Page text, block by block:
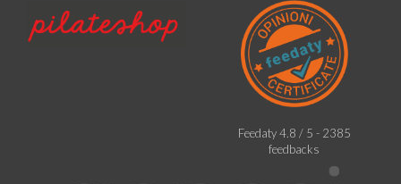
Feedaty4.8 / 5 - 2385
feedbacks